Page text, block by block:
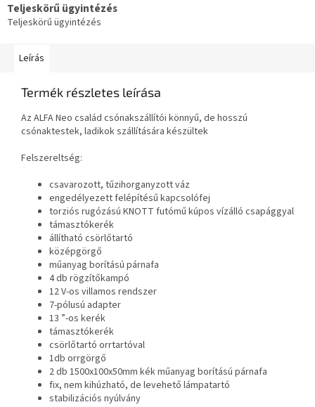
Teljeskörű ügyintézés
Teljeskörű ügyintézés
Leírás
Termék részletes leírása
Az ALFA Neo család csónakszállítói könnyű, de hosszú
csónaktestek, ladikok szállítására készültek
Felszereltség:
csavarozott, tűzihorganyzott váz
engedélyezett felépítésű kapcsolófej
torziós rugózású KNOTT futómű kúpos vízálló csapággyal
támasztókerék
állítható csörlőtartó
középgörgő
műanyag borítású párnafa
4 db rögzítőkampó
12 V-os villamos rendszer
7-pólusú adapter
13 ”-os kerék
támasztókerék
csörlőtartó orrtartóval
1db orrgörgő
2 db 1500x100x50mm kék műanyag borítású párnafa
fix, nem kihúzható, de levehető lámpatartó
stabilizációs nyúlvány